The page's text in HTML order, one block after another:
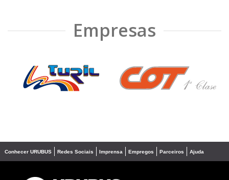
Empresas
❮ ❯
Conhecer URUBUS Redes Sociais Imprensa Empregos Parceiros Ajuda